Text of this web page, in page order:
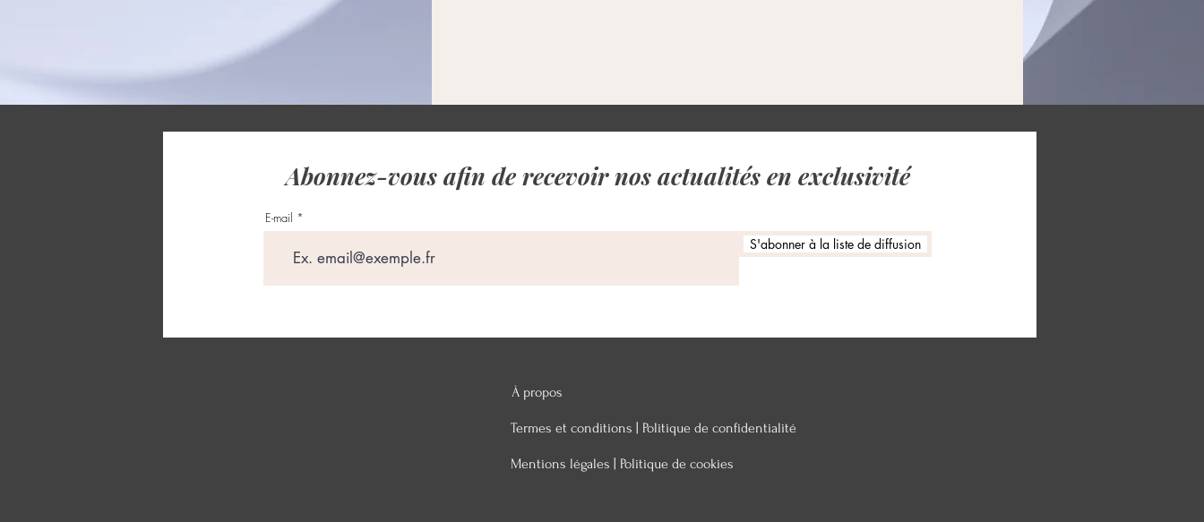
Termes et conditions | Politique de confidentialité
Mentions légales | Politique de cookies
À propos
Abonnez-vous afin de recevoir nos actualités en exclusivité
E-mail
S'abonner à la liste de diffusion